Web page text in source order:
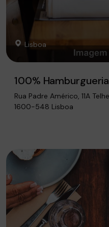
Lisboa
100%
Rua Padre Américo, 11A
1600-548 Lisboa